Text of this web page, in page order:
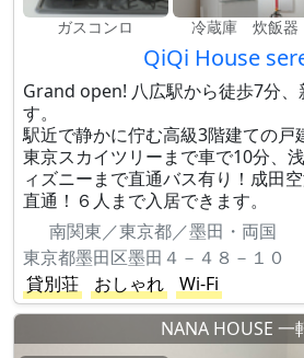
ガスコンロ 冷蔵庫 炊飯器
QiQi House
Grand open! 八広駅から徒歩7分
す。
駅近で静かに佇む高級3階建ての戸
東京スカイツリーまで車で10分、
ィズニーまで直通バス有り！成田
直通！６人まで入居できます。
南関東／東京都／墨田・両国
東京都墨田区墨田４－４８－１０
貸別荘
おしゃれ
Wi-Fi
NANA HOUSE 一